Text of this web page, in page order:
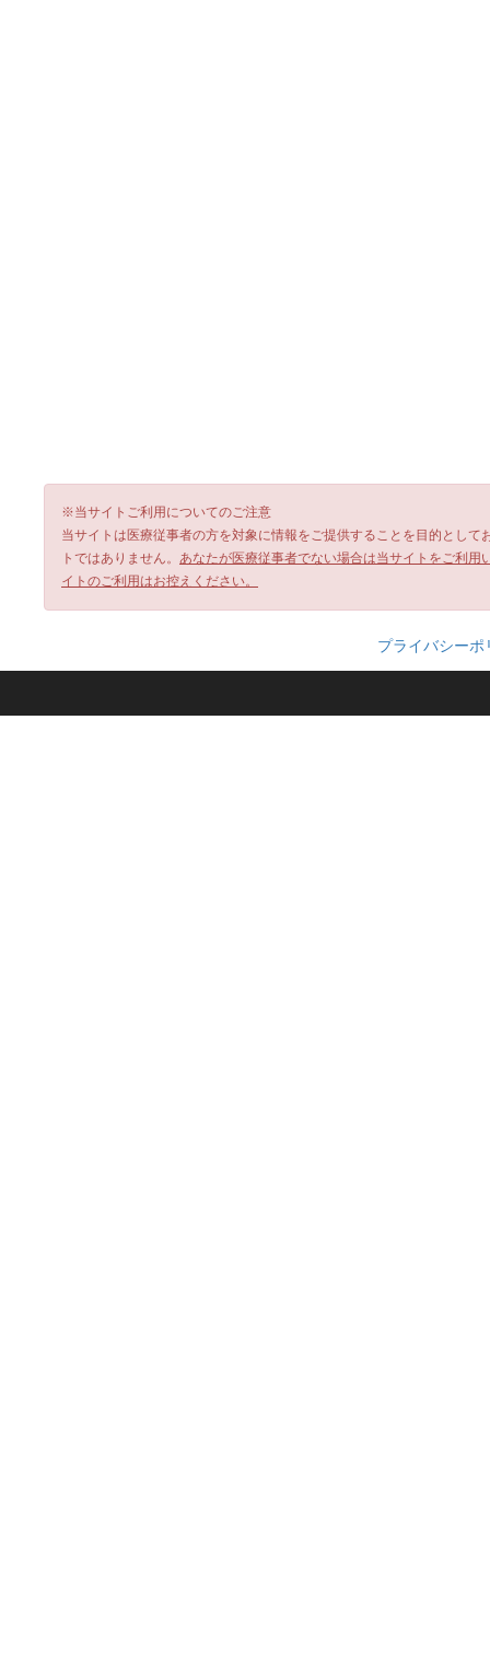
※当サイトご利用についてのご注意
当サイトは医療従事者の方を対象に情報をご提供することを目的とし
トではありません。 あなたが医療従事者でない場合は当サイトをご利
イトのご利用はお控えください。
プライバシーポ